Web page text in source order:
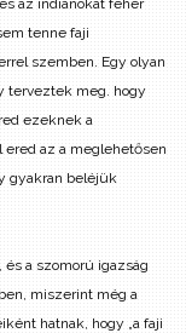
tenne faji
szemben. Egy olyan
terveztek meg. hogy
ezeknek a
az a meglehetősen
gyakran beléjük
a szomorú igazság
miszerint még a
hatnak, hogy „a faji